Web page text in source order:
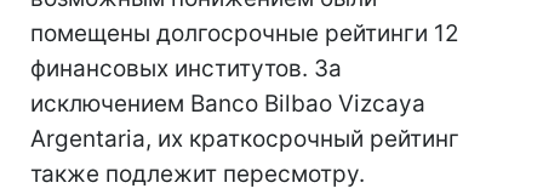
помещены долгосрочные рейтинги 12
финансовых институтов. За
исключением Banco Bilbao Vizcaya
Argentaria, их краткосрочный рейтинг
также подлежит пересмотру.